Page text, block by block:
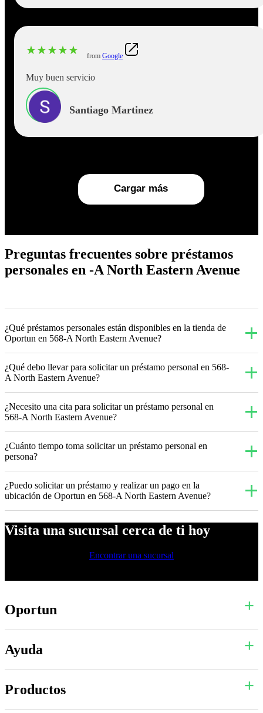
★★★★★ from Google
Muy buen servicio
Santiago Martinez
Cargar más
Preguntas frecuentes sobre préstamos
personales en -A North Eastern Avenue
¿Qué préstamos personales están disponibles en la tienda de
Oportun en 568-A North Eastern Avenue?
¿Qué debo llevar para solicitar un préstamo personal en 568-
A North Eastern Avenue?
¿Necesito una cita para solicitar un préstamo personal en
568-A North Eastern Avenue?
¿Cuánto tiempo toma solicitar un préstamo personal en
persona?
¿Puedo solicitar un préstamo y realizar un pago en la
ubicación de Oportun en 568-A North Eastern Avenue?
Visita una sucursal cerca de ti hoy
Encontrar una sucursal
Oportun
Ayuda
Productos